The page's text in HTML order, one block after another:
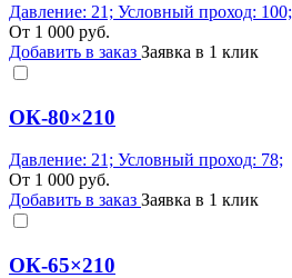
Давление: 21; Условный проход: 100;
От 1 000 руб.
Добавить в заказ Заявка в 1 клик
ОК-80×210
Давление: 21; Условный проход: 78;
От 1 000 руб.
Добавить в заказ Заявка в 1 клик
ОК-65×210